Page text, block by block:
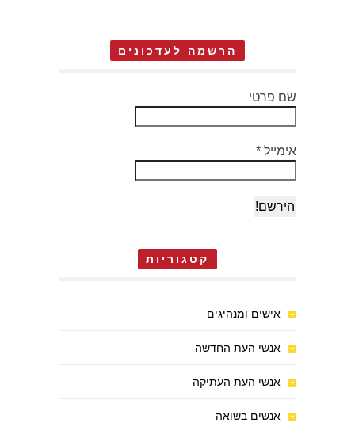
הרשמה לעדכונים
שם פרטי
אימייל *
קטגוריות
אישים ומנהיגים
אנשי העת החדשה
אנשי העת העתיקה
אנשים בשואה